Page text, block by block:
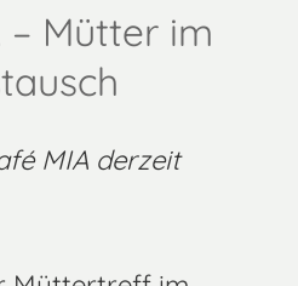
– Mütter im
MIA derzeit